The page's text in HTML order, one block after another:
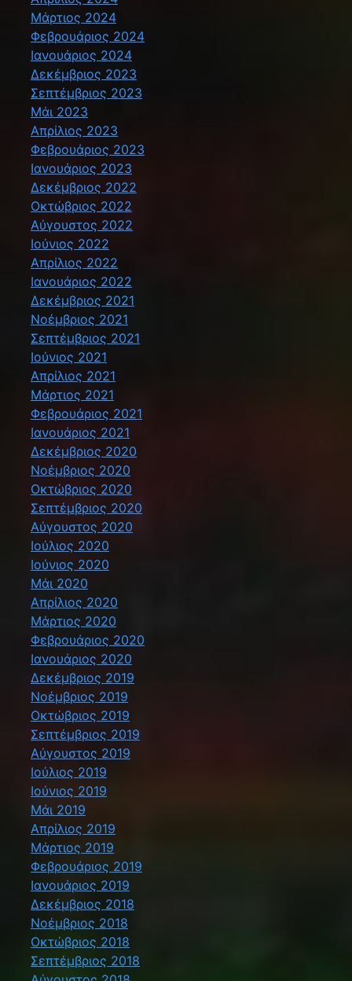
Μάρτιος 2024
Φεβρουάριος 2024
Ιανουάριος 2024
Δεκέμβριος 2023
Σεπτέμβριος 2023
Μάι 2023
Απρίλιος 2023
Φεβρουάριος 2023
Ιανουάριος 2023
Δεκέμβριος 2022
Οκτώβριος 2022
Αύγουστος 2022
Ιούνιος 2022
Απρίλιος 2022
Ιανουάριος 2022
Δεκέμβριος 2021
Νοέμβριος 2021
Σεπτέμβριος 2021
Ιούνιος 2021
Απρίλιος 2021
Μάρτιος 2021
Φεβρουάριος 2021
Ιανουάριος 2021
Δεκέμβριος 2020
Νοέμβριος 2020
Οκτώβριος 2020
Σεπτέμβριος 2020
Αύγουστος 2020
Ιούλιος 2020
Ιούνιος 2020
Μάι 2020
Απρίλιος 2020
Μάρτιος 2020
Φεβρουάριος 2020
Ιανουάριος 2020
Δεκέμβριος 2019
Νοέμβριος 2019
Οκτώβριος 2019
Σεπτέμβριος 2019
Αύγουστος 2019
Ιούλιος 2019
Ιούνιος 2019
Μάι 2019
Απρίλιος 2019
Μάρτιος 2019
Φεβρουάριος 2019
Ιανουάριος 2019
Δεκέμβριος 2018
Νοέμβριος 2018
Οκτώβριος 2018
Σεπτέμβριος 2018